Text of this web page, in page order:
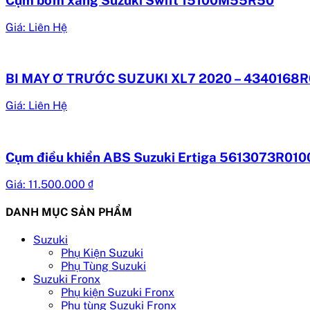
Giá: Liên Hệ
BI MAY Ơ TRƯỚC SUZUKI XL7 2020 –
Giá: Liên Hệ
Cụm điều khiển ABS Suzuki Ertiga
Giá: 11.500.000 ₫
DANH MỤC SẢN PHẨM
Suzuki
Phụ Kiện Suzuki
Phụ Tùng Suzuki
Suzuki Fronx
Phụ kiện Suzuki Fronx
Phụ tùng Suzuki Fronx